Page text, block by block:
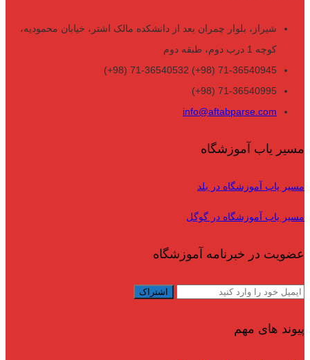
شیراز، بلوار چمران بعد از دانشکده مالک اشتر، خیابان محمودیه،
کوچه 1 درب دوم، طبقه دوم
71-36540945 (98+) 71-36540532 (98+)
71-36540995 (98+)
info@aftabparse.com
مسیر یاب آموزشگاه
مسیر یاب آموزشگاه در بلد
مسیر یاب آموزشگاه در گوگل
عضویت در خبرنامه آموزشگاه
پیوند های مهم